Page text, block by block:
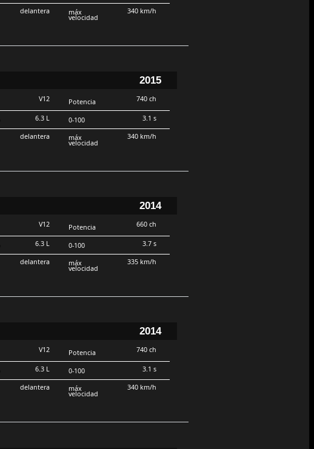
delantera máx
velocidad
340 km/h
2015
V12
6.3 L
delantera
Potencia
0-100
máx
velocidad
740 ch
3.1 s
340 km/h
2014
V12
6.3 L
delantera
Potencia
0-100
máx
velocidad
660 ch
3.7 s
335 km/h
2014
V12
6.3 L
delantera
Potencia
0-100
máx
velocidad
740 ch
3.1 s
340 km/h